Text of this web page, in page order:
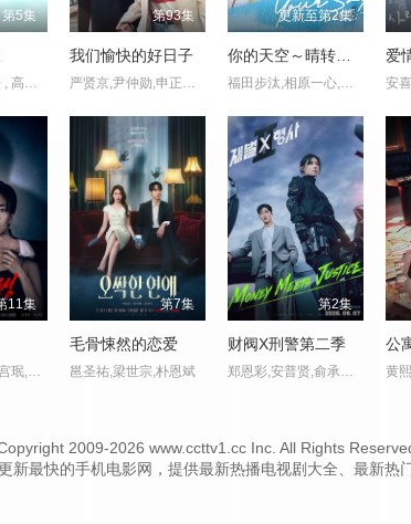
第5集
苍井优 , 中岛步 , 高桥文哉 , 夏帆 , 松山研一 , 中川雅也 , 臼田麻美 , 斋藤飞鸟 , 庄司浩平
第93集
我们愉快的好日子
严贤京,尹仲勋,申正允,尹多英,金惠玉,鲜于在德,尹多勋,文喜京,李商淑,郑孝彬,李家豪,郑永琡
更新至第2集
你的天空～晴转恋～
福田步汰,相原一心,柊太朗,中林登生,中山敬悟,朴暋硕,谷口太一
爱
安
11集 第7集
毛骨悚然的恋爱
邕圣祐,梁世宗,朴恩斌
第2集
财阀X刑警第二季 公
2009-2026 www.ccttv1.cc Inc. All Rights
新最快的手机电影网，提供最新热播电视剧大全、最新